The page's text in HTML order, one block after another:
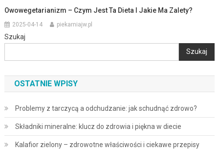
Owowegetarianizm – Czym Jest Ta Dieta I Jakie Ma Zalety?
2025-04-14 piekarniajw.pl
Szukaj
Szukaj
OSTATNIE WPISY
Problemy z tarczycą a odchudzanie: jak schudnąć zdrowo?
Składniki mineralne: klucz do zdrowia i piękna w diecie
Kalafior zielony – zdrowotne właściwości i ciekawe przepisy